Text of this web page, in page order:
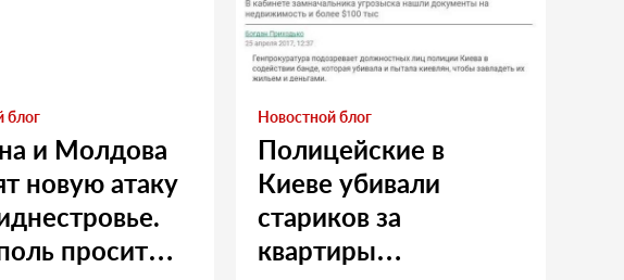
блог
и Молдова
новую атаку
просит
Новостной блог
Полицейские в
Киеве убивали
стариков за
квартиры…